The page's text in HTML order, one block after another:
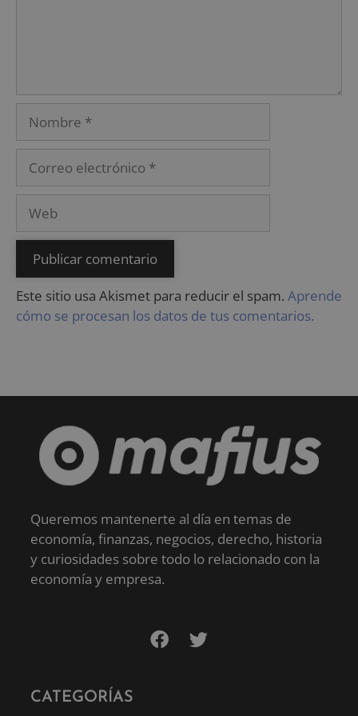
Este sitio usa Akismet para reducir el spam. Aprende
cómo se procesan los datos de tus comentarios.
Queremos mantenerte al día en temas de
economía, finanzas, negocios, derecho, historia
y curiosidades sobre todo lo relacionado con la
economía y empresa.
CATEGORÍAS